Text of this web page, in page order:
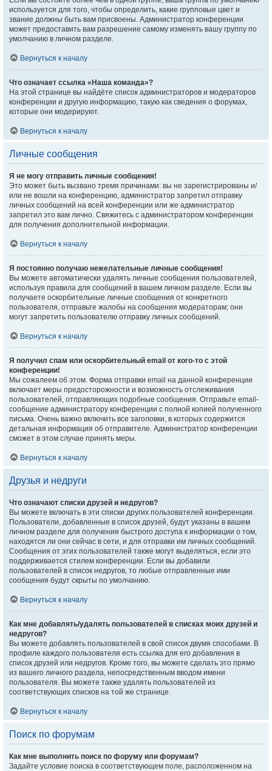
используется для того, чтобы определить, какие групповые цвет и
звание должны быть вам присвоены. Администратор конференции
может предоставить вам разрешение самому изменять вашу группу по
умолчанию в личном разделе.
Вернуться к началу
Что означает ссылка «Наша команда»?
На этой странице вы найдёте список администраторов и модераторов
конференции и другую информацию, такую как сведения о форумах,
которые они модерируют.
Вернуться к началу
Личные сообщения
Я не могу отправить личные сообщения!
Это может быть вызвано тремя причинами: вы не зарегистрированы и/
или не вошли на конференцию, администратор запретил отправку
личных сообщений на всей конференции или же администратор
запретил это вам лично. Свяжитесь с администратором конференции
для получения дополнительной информации.
Вернуться к началу
Я постоянно получаю нежелательные личные сообщения!
Вы можете автоматически удалять личные сообщения пользователей,
используя правила для сообщений в вашем личном разделе. Если вы
получаете оскорбительные личные сообщения от конкретного
пользователя, отправьте жалобы на сообщения модераторам; они
могут запретить пользователю отправку личных сообщений.
Вернуться к началу
Я получил спам или оскорбительный email от кого-то с этой
конференции!
Мы сожалеем об этом. Форма отправки email на данной конференции
включает меры предосторожности и возможность отслеживания
пользователей, отправляющих подобные сообщения. Отправьте email-
сообщение администратору конференции с полной копией полученного
письма. Очень важно включить все заголовки, в которых содержится
детальная информация об отправителе. Администратор конференции
сможет в этом случае принять меры.
Вернуться к началу
Друзья и недруги
Что означают списки друзей и недругов?
Вы можете включать в эти списки других пользователей конференции.
Пользователи, добавленные в список друзей, будут указаны в вашем
личном разделе для получения быстрого доступа к информации о том,
находятся ли они сейчас в сети, и для отправки им личных сообщений.
Сообщения от этих пользователей также могут выделяться, если это
поддерживается стилем конференции. Если вы добавили
пользователей в список недругов, то любые отправленные ими
сообщения будут скрыты по умолчанию.
Вернуться к началу
Как мне добавлять/удалять пользователей в списках моих друзей и
недругов?
Вы можете добавлять пользователей в свой список двумя способами. В
профиле каждого пользователя есть ссылка для его добавления в
список друзей или недругов. Кроме того, вы можете сделать это прямо
из вашего личного раздела, непосредственным вводом имени
пользователя. Вы можете также удалять пользователей из
соответствующих списков на той же странице.
Вернуться к началу
Поиск по форумам
Как мне выполнить поиск по форуму или форумам?
Задайте условие поиска в соответствующем поле, расположенном на